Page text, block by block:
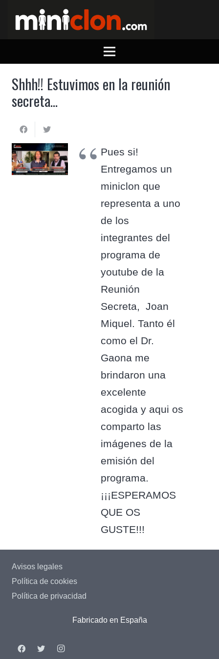
Shhh!! Estuvimos en la reunión
secreta…
Pues si!
Entregamos un
miniclon que
representa a uno
de los
integrantes del
programa de
youtube de la
Reunión
Secreta, Joan
Miquel. Tanto él
como el Dr.
Gaona me
brindaron una
excelente
acogida y aqui os
comparto las
imágenes de la
emisión del
programa.
¡¡¡ESPERAMOS
QUE OS
GUSTE!!!
Avisos legales
Política de cookies
Política de privacidad
Fabricado en España